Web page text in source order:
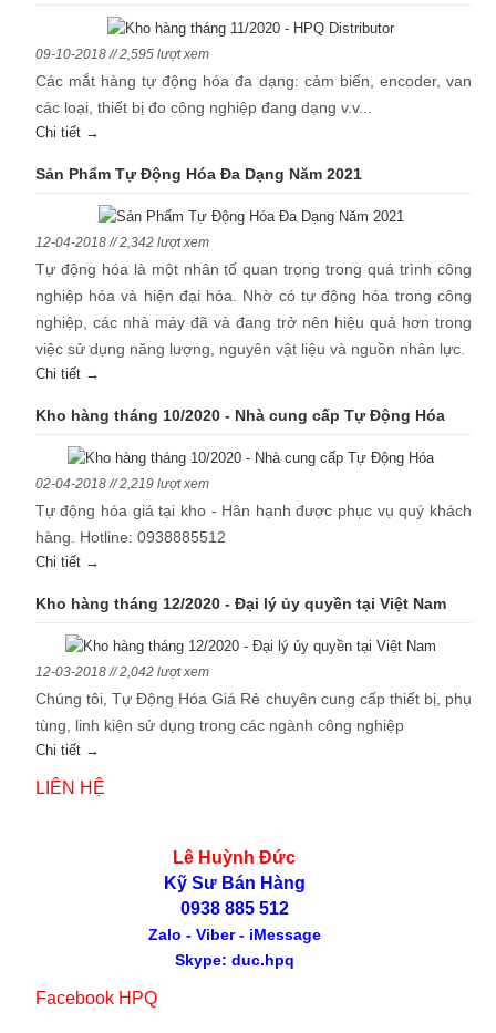
09-10-2018 // 2,595 lượt xem
Các mắt hàng tự động hóa đa dạng: cảm biến, encoder, van
các loại, thiết bị đo công nghiệp đang dạng v.v...
Chi tiết →
Sản Phẩm Tự Động Hóa Đa Dạng Năm 2021
12-04-2018 // 2,342 lượt xem
Tự động hóa là một nhân tố quan trọng trong quá trình công
nghiệp hóa và hiện đại hóa. Nhờ có tự động hóa trong công
nghiệp, các nhà máy đã và đang trở nên hiệu quả hơn trong
việc sử dụng năng lượng, nguyên vật liệu và nguồn nhân lực.
Chi tiết →
Kho hàng tháng 10/2020 - Nhà cung cấp Tự Động Hóa
02-04-2018 // 2,219 lượt xem
Tự động hóa giá tại kho - Hân hạnh được phục vụ quý khách
hàng. Hotline: 0938885512
Chi tiết →
Kho hàng tháng 12/2020 - Đại lý ủy quyền tại Việt Nam
12-03-2018 // 2,042 lượt xem
Chúng tôi, Tự Động Hóa Giá Rẻ chuyên cung cấp thiết bị, phụ
tùng, linh kiện sử dụng trong các ngành công nghiệp
Chi tiết →
LIÊN HỆ
Lê Huỳnh Đức
Kỹ Sư Bán Hàng
0938 885 512
Zalo - Viber - iMessage
Skype: duc.hpq
Facebook HPQ